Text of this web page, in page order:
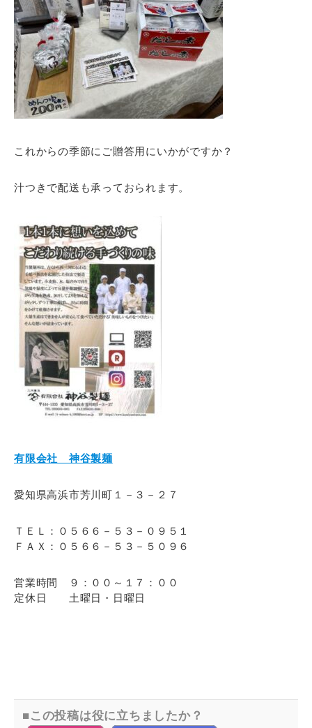
これからの季節にご贈答用にいかがですか？
汁つきで配送も承っておられます。
有限会社 神谷製麺
愛知県高浜市芳川町１－３－２７
ＴＥＬ：０５６６－５３－０９５１
ＦＡＸ：０５６６－５３－５０９６
営業時間 ９：００～１７：００
定休日 土曜日・日曜日
この投稿は役に立ちましたか？